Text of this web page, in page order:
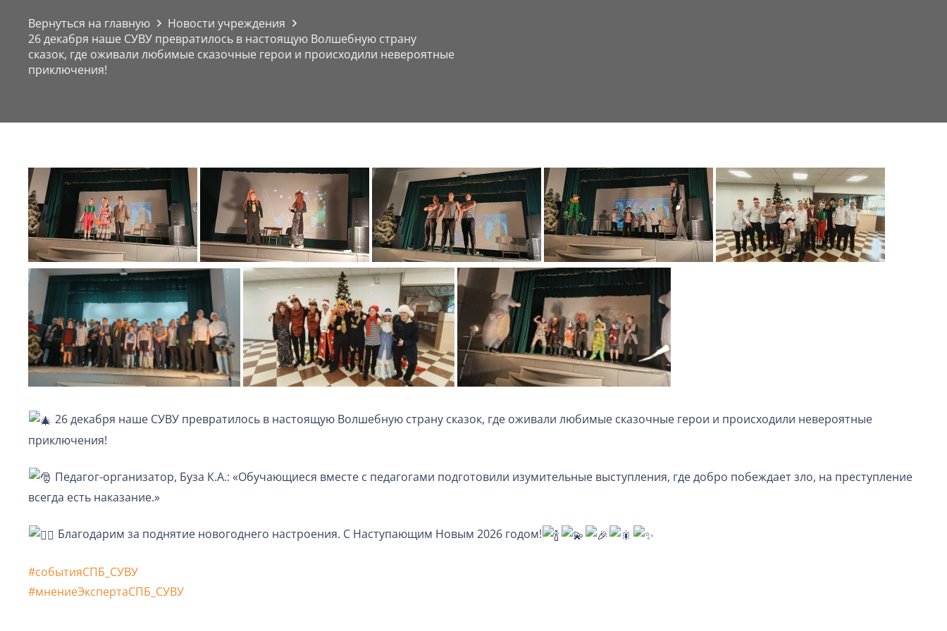
Вернуться на главную
Новости учреждения
26 декабря наше СУВУ превратилось в настоящую Волшебную страну
сказок, где оживали любимые сказочные герои и происходили невероятные
приключения!
26 декабря наше СУВУ превратилось в настоящую Волшебную страну сказок, где оживали любимые сказочные герои и происходили невероятные
приключения!
Педагог-организатор, Буза К.А.: «Обучающиеся вместе с педагогами подготовили изумительные выступления, где добро побеждает зло, на преступление
всегда есть наказание.»
Благодарим за поднятие новогоднего настроения. С Наступающим Новым 2026 годом!
#событияСПБ_СУВУ
#мнениеЭкспертаСПБ_СУВУ